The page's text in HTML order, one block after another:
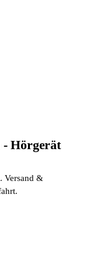
- Hörgerät
Versand &